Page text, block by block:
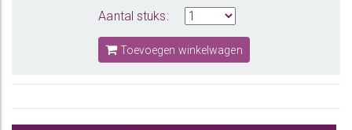
Aantal stuks:
Toevoegen winkelwagen